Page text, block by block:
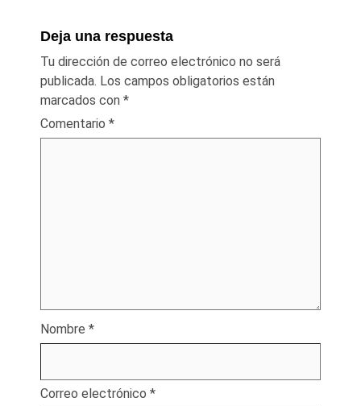
Deja una respuesta
Tu dirección de correo electrónico no será
publicada. Los campos obligatorios están
marcados con *
Comentario *
Nombre *
Correo electrónico *